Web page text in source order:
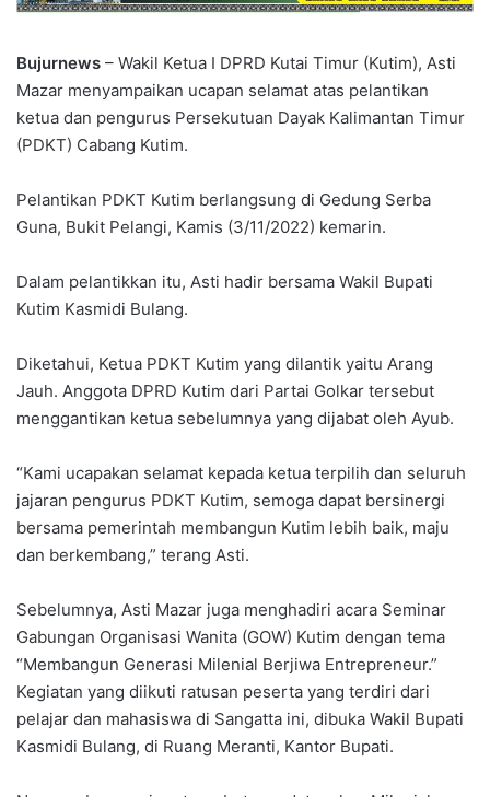
Bujurnews – Wakil Ketua I DPRD Kutai Timur (Kutim), Asti
Mazar menyampaikan ucapan selamat atas pelantikan
ketua dan pengurus Persekutuan Dayak Kalimantan Timur
(PDKT) Cabang Kutim.
Pelantikan PDKT Kutim berlangsung di Gedung Serba
Guna, Bukit Pelangi, Kamis (3/11/2022) kemarin.
Dalam pelantikkan itu, Asti hadir bersama Wakil Bupati
Kutim Kasmidi Bulang.
Diketahui, Ketua PDKT Kutim yang dilantik yaitu Arang
Jauh. Anggota DPRD Kutim dari Partai Golkar tersebut
menggantikan ketua sebelumnya yang dijabat oleh Ayub.
“Kami ucapakan selamat kepada ketua terpilih dan seluruh
jajaran pengurus PDKT Kutim, semoga dapat bersinergi
bersama pemerintah membangun Kutim lebih baik, maju
dan berkembang,” terang Asti.
Sebelumnya, Asti Mazar juga menghadiri acara Seminar
Gabungan Organisasi Wanita (GOW) Kutim dengan tema
“Membangun Generasi Milenial Berjiwa Entrepreneur.”
Kegiatan yang diikuti ratusan peserta yang terdiri dari
pelajar dan mahasiswa di Sangatta ini, dibuka Wakil Bupati
Kasmidi Bulang, di Ruang Meranti, Kantor Bupati.